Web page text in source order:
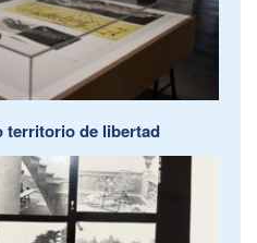
territorio de libertad